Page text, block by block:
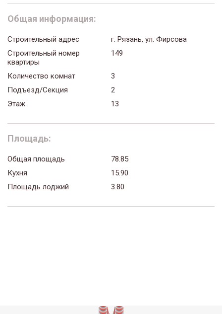
Общая информация:
Строительный адрес
г. Рязань, ул. Фирсова
Строительный номер
квартиры
149
Количество комнат
3
Подъезд/Секция
2
Этаж
13
Площадь:
Общая площадь
78.85
Кухня
15.90
Площадь лоджий
3.80